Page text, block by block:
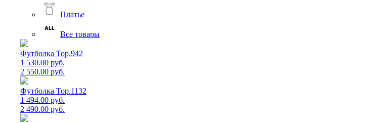
Платье
Все товары
Футболка Top.942
1 530.00 руб.
2 550.00 руб.
Футболка Top.1132
1 494.00 руб.
2 490.00 руб.